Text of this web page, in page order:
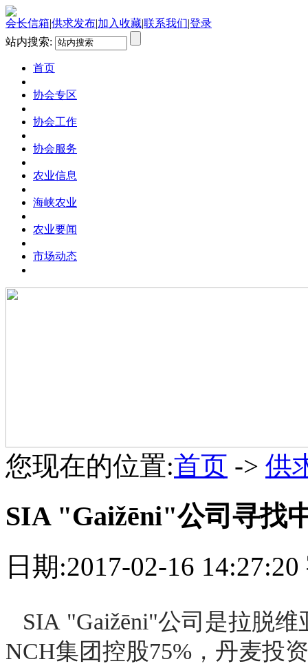
会长信箱|供求发布|加入收藏|联系我们|登录
站内搜索:
首页
协会专区
协会工作
协会服务
农业信息
海峡农业
农业要闻
市场动态
您现在的位置:首页 -> 供
SIA "Gaižēni"公司寻找
日期:2017-02-16
SIA "Gaižēni"公司是拉脱
NCH集团控股75%，丹麦投